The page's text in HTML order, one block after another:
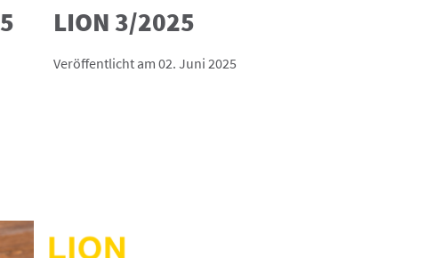
LION 3/2025
Veröffentlicht am 02. Juni 2025